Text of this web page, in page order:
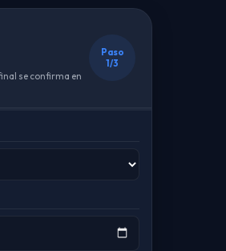
se confirma en
Paso
1/3